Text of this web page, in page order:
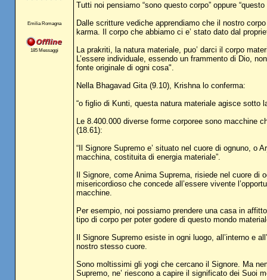
Emilia Romagna
185 Messaggi
Tutti noi pensiamo “sono questo corpo” oppure
Dalle scritture vediche apprendiamo che il nostro
karma. Il corpo che abbiamo ci e’ stato dato dal
La prakriti, la natura materiale, puo’ darci il corpo
L’essere individuale, essendo un frammento di Dio,
fonte originale di ogni cosa".
Nella Bhagavad Gita (9.10), Krishna lo conferma:
“o figlio di Kunti, questa natura materiale agisce sotto
Le 8.400.000 diverse forme corporee sono macchine
(18.61):
“Il Signore Supremo e’ situato nel cuore di ognuno, o
macchina, costituita di energia materiale”.
Il Signore, come Anima Suprema, risiede nel cuore di
misericordioso che concede all’essere vivente
macchine.
Per esempio, noi possiamo prendere una casa in
tipo di corpo per poter godere di questo mondo
Il Signore Supremo esiste in ogni luogo, all’interno e
nostro stesso cuore.
Sono moltissimi gli yogi che cercano il Signore. Ma
Supremo, ne’ riescono a capire il significato dei Suoi